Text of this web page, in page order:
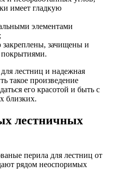
имеет гладкую
элементами
закреплены, зачищены и
лестниц и надежная
такое произведение
его красотой и быть с
близких.
лестничных
перила для лестниц от
рядом неоспоримых